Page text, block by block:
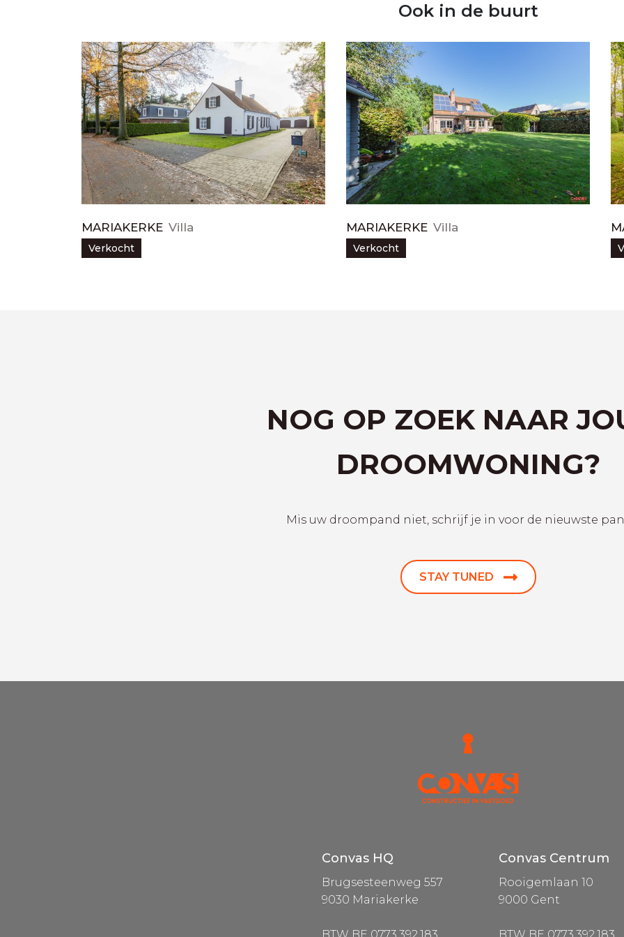
Ook in de buurt
MARIAKERKE Villa
Verkocht
MARIAKERKE Villa
Verkocht
NOG OP ZOEK NAAR
DROOMWONING?
Mis uw droompand niet, schrijf je in voor de nieuwste
STAY TUNED
Convas HQ
Brugsesteenweg 557
9030 Mariakerke
Convas Centrum
Rooigemlaan 10
9000 Gent